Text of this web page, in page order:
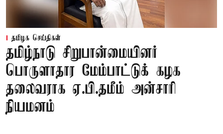
தமிழக செய்திகள்
தமிழ்நாடு சிறுபான்மையினர்
பொருளாதார மேம்பாட்டுக் கழக
தலைவராக ஏ.பி.தமீம் அன்சாரி
நியமனம்